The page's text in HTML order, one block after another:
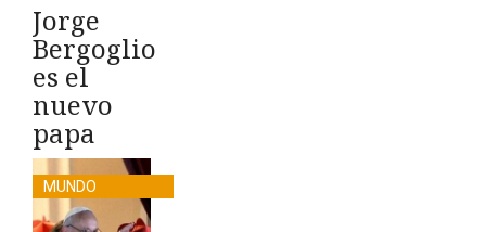
Jorge
Bergoglio
es el
nuevo
papa
MUNDO